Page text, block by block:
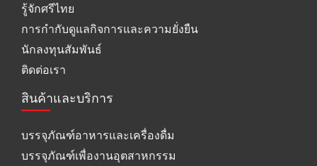
รู้จักศรีไทย
การกำกับดูแลกิจการและความยั่งยืน
นักลงทุนสัมพันธ์
ติดต่อเรา
สินค้าและบริการ
บรรจุภัณฑ์อาหารและเครื่องดื่ม
บรรจุภัณฑ์เพื่องานอุตสาหกรรม